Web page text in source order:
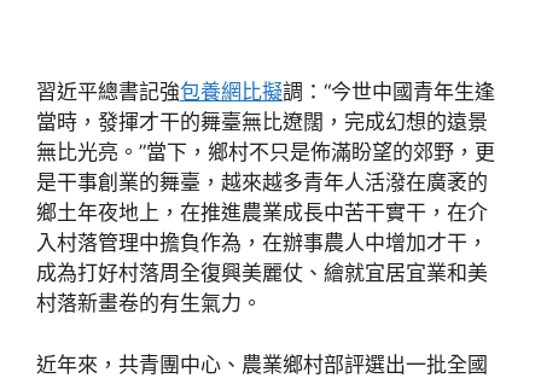
習近平總書記強包養網比擬調：“今世中國青年生逢
當時，發揮才干的舞臺無比遼闊，完成幻想的遠景
無比光亮。”當下，鄉村不只是佈滿盼望的郊野，更
是干事創業的舞臺，越來越多青年人活潑在廣袤的
鄉土年夜地上，在推進農業成長中苦干實干，在介
入村落管理中擔負作為，在辦事農人中增加才干，
成為打好村落周全復興美麗仗、繪就宜居宜業和美
村落新畫卷的有生氣力。
近年來，共青團中心、農業鄉村部評選出一批全國